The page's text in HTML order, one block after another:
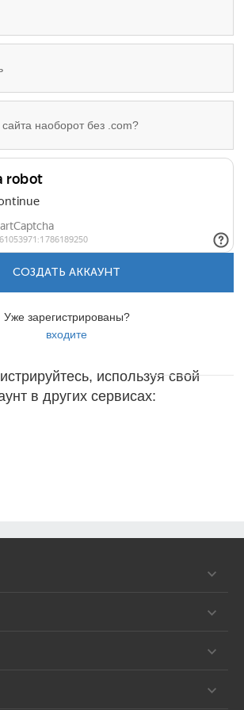
СОЗДАТЬ АККАУНТ
Уже зарегистрированы?
входите
используя свой
в других сервисах: